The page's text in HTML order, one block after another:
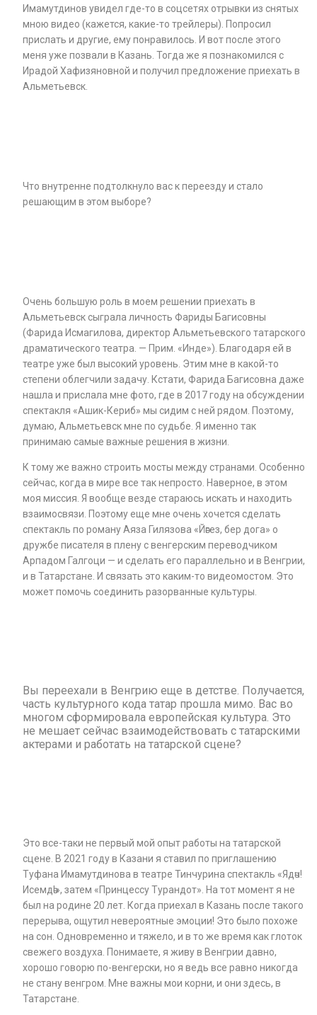
Имамутдинов увидел где-то в соцсетях отрывки из снятых
мною видео (кажется, какие-то трейлеры). Попросил
прислать и другие, ему понравилось. И вот после этого
меня уже позвали в Казань. Тогда же я познакомился с
Ирадой Хафизяновной и получил предложение приехать в
Альметьевск.
Что внутренне подтолкнуло вас к переезду и стало
решающим в этом выборе?
Очень большую роль в моем решении приехать в
Альметьевск сыграла личность Фариды Багисовны
(Фарида Исмагилова, директор Альметьевского татарского
драматического театра. — Прим. «Инде»). Благодаря ей в
театре уже был высокий уровень. Этим мне в какой-то
степени облегчили задачу. Кстати, Фарида Багисовна даже
нашла и прислала мне фото, где в 2017 году на обсуждении
спектакля «Ашик-Кериб» мы сидим с ней рядом. Поэтому,
думаю, Альметьевск мне по судьбе. Я именно так
принимаю самые важные решения в жизни.
К тому же важно строить мосты между странами. Особенно
сейчас, когда в мире все так непросто. Наверное, в этом
моя миссия. Я вообще везде стараюсь искать и находить
взаимосвязи. Поэтому еще мне очень хочется сделать
спектакль по роману Аяза Гилязова «Йәгез, бер дога» о
дружбе писателя в плену с венгерским переводчиком
Арпадом Галгоци — и сделать его параллельно и в Венгрии,
и в Татарстане. И связать это каким-то видеомостом. Это
может помочь соединить разорванные культуры.
Вы переехали в Венгрию еще в детстве. Получается,
часть культурного кода татар прошла мимо. Вас во
многом сформировала европейская культура. Это
не мешает сейчас взаимодействовать с татарскими
актерами и работать на татарской сцене?
Это все-таки не первый мой опыт работы на татарской
сцене. В 2021 году в Казани я ставил по приглашению
Туфана Имамутдинова в театре Тинчурина спектакль «Ядәч!
Исемдә!», затем «Принцессу Турандот». На тот момент я не
был на родине 20 лет. Когда приехал в Казань после такого
перерыва, ощутил невероятные эмоции! Это было похоже
на сон. Одновременно и тяжело, и в то же время как глоток
свежего воздуха. Понимаете, я живу в Венгрии давно,
хорошо говорю по-венгерски, но я ведь все равно никогда
не стану венгром. Мне важны мои корни, и они здесь, в
Татарстане.